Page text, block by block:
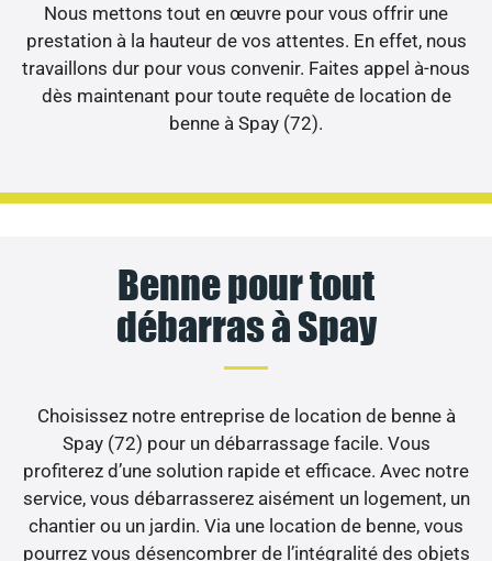
Nous mettons tout en œuvre pour vous offrir une
prestation à la hauteur de vos attentes. En effet, nous
travaillons dur pour vous convenir. Faites appel à-nous
dès maintenant pour toute requête de location de
benne à Spay (72).
Benne pour tout
débarras à Spay
Choisissez notre entreprise de location de benne à
Spay (72) pour un débarrassage facile. Vous
profiterez d’une solution rapide et efficace. Avec notre
service, vous débarrasserez aisément un logement, un
chantier ou un jardin. Via une location de benne, vous
pourrez vous désencombrer de l’intégralité des objets